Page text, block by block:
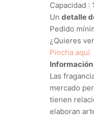
Capacidad :
Un detalle
Pedido
¿Quieres
Pincha aquí
Las
mercado
tienen
elaboran